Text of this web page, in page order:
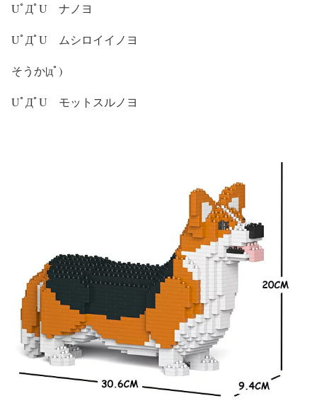
UﾟДﾟU ナノヨ
UﾟДﾟU ムシロイイノヨ
そうか|дﾟ)
UﾟДﾟU モットスルノヨ